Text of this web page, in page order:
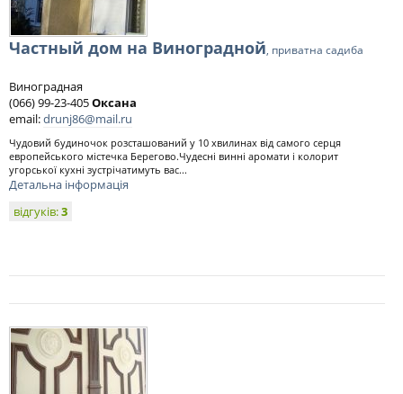
Частный дом на Виноградной, приватна садиба
Виноградная
(066) 99-23-405Оксана
email:drunj86@mail.ru
Чудовий будиночок розсташований у 10 хвилинах від самого серця
европейського містечка Берегово.Чудесні винні аромати і колорит
угорської кухні зустрічатимуть вас...
Детальна інформація
відгуків:3